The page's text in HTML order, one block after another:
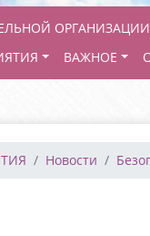
ОРГАНИЗАЦИИ
ВАЖНОЕ
Новости